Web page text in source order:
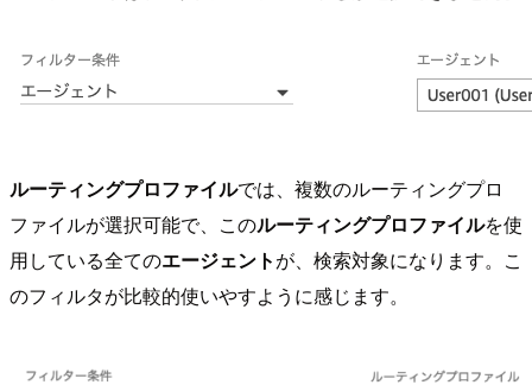
ルーティングプロファイルでは、複数のルーティングプロ
ファイルが選択可能で、このルーティングプロファイルを使
用している全てのエージェントが、検索対象になります。こ
のフィルタが比較的使いやすように感じます。